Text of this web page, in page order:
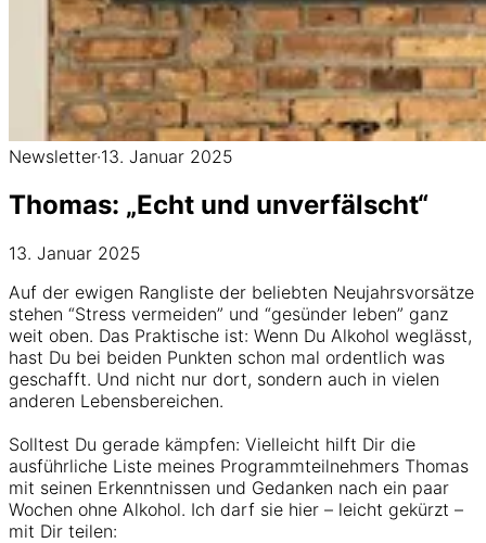
Newsletter·13. Januar 2025
Thomas: „Echt und unverfälscht“
13. Januar 2025
Auf der ewigen Rangliste der beliebten Neujahrsvorsätze
stehen “Stress vermeiden” und “gesünder leben” ganz
weit oben. Das Praktische ist: Wenn Du Alkohol weglässt,
hast Du bei beiden Punkten schon mal ordentlich was
geschafft. Und nicht nur dort, sondern auch in vielen
anderen Lebensbereichen.
Solltest Du gerade kämpfen: Vielleicht hilft Dir die
ausführliche Liste meines Programmteilnehmers Thomas
mit seinen Erkenntnissen und Gedanken nach ein paar
Wochen ohne Alkohol. Ich darf sie hier – leicht gekürzt –
mit Dir teilen: